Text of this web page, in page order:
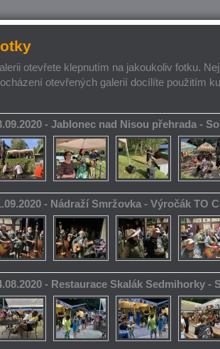
otevřete klepnutím na jakoukoliv fotku.
otevřených galerií docílíte použitím
- Jablonec nad Nisou přehrada -
- Nádraží Smržovka - Výročák TO
- Restaurace Skalák Sedmihorky -